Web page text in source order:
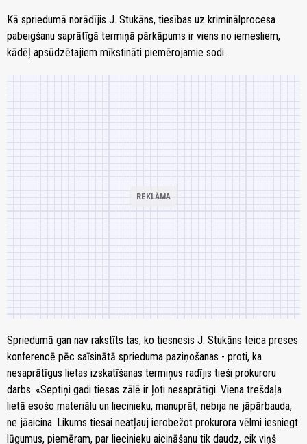
Kā spriedumā norādījis J. Stukāns, tiesības uz kriminālprocesa
pabeigšanu saprātīgā termiņā pārkāpums ir viens no iemesliem,
kādēļ apsūdzētajiem mīkstināti piemērojamie sodi.
Spriedumā gan nav rakstīts tas, ko tiesnesis J. Stukāns teica preses
konferencē pēc saīsinātā sprieduma paziņošanas - proti, ka
nesaprātīgus lietas izskatīšanas termiņus radījis tieši prokuroru
darbs. «Septiņi gadi tiesas zālē ir ļoti nesaprātīgi. Viena trešdaļa
lietā esošo materiālu un liecinieku, manuprāt, nebija ne jāpārbauda,
ne jāaicina. Likums tiesai neatļauj ierobežot prokurora vēlmi iesniegt
lūgumus, piemēram, par liecinieku aicināšanu tik daudz, cik viņš